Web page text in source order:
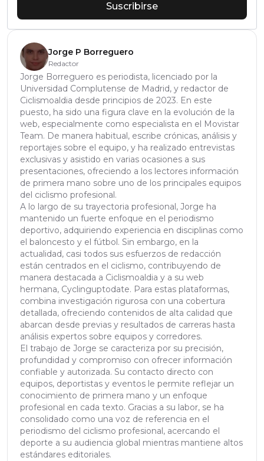
Suscribirse
Jorge P Borreguero
Redactor
Jorge Borreguero es periodista, licenciado por la
Universidad Complutense de Madrid, y redactor de
Ciclismoaldia desde principios de 2023. En este
puesto, ha sido una figura clave en la evolución de la
web, especialmente como especialista en el Movistar
Team. De manera habitual, escribe crónicas, análisis y
reportajes sobre el equipo, y ha realizado entrevistas
exclusivas y asistido en varias ocasiones a sus
presentaciones, ofreciendo a los lectores información
de primera mano sobre uno de los principales equipos
del ciclismo profesional.
A lo largo de su trayectoria profesional, Jorge ha
mantenido un fuerte enfoque en el periodismo
deportivo, adquiriendo experiencia en disciplinas como
el baloncesto y el fútbol. Sin embargo, en la
actualidad, casi todos sus esfuerzos de redacción
están centrados en el ciclismo, contribuyendo de
manera destacada a Ciclismoaldia y a su web
hermana, Cyclinguptodate. Para estas plataformas,
combina investigación rigurosa con una cobertura
detallada, ofreciendo contenidos de alta calidad que
abarcan desde previas y resultados de carreras hasta
análisis expertos sobre equipos y corredores.
El trabajo de Jorge se caracteriza por su precisión,
profundidad y compromiso con ofrecer información
confiable y autorizada. Su contacto directo con
equipos, deportistas y eventos le permite reflejar un
conocimiento de primera mano y un enfoque
profesional en cada texto. Gracias a su labor, se ha
consolidado como una voz de referencia en el
periodismo del ciclismo profesional, acercando el
deporte a su audiencia global mientras mantiene altos
estándares editoriales.